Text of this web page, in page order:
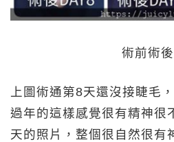
術前術
上圖術通第8天還沒接睫毛
過年的這樣感覺很有精神很
天的照片，整個很自然很有